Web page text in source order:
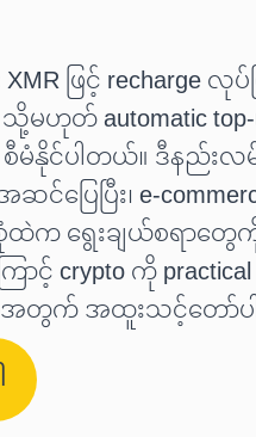
ဖြင့် recharge လုပ်ပ
သို့မဟုတ် automatic
မံနိုင်ပါတယ်။ ဒီနည်း
ေပြီး၊ e-
းစုံထဲက ရွေးချယ်စရာတွ
င့် crypto ကို practical
ေအတွက် အထူးသင့်တော်